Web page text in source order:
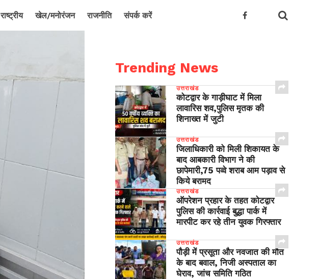
राष्ट्रीय खेल/मनोरंजन राजनीति संपर्क करें
Trending News
उत्तराखंड
कोटद्वार के गाड़ीघाट में मिला
लावारिस शव,पुलिस मृतक की
शिनाख्त में जुटी
उत्तराखंड
जिलाधिकारी को मिली शिकायत के
बाद आबकारी विभाग ने की
छापेमारी,75 पव्वे शराब आम पड़ाव से
किये बरामद
उत्तराखंड
ऑपरेशन प्रहार के तहत कोटद्वार
पुलिस की कार्रवाई बुद्धा पार्क में
मारपीट कर रहे तीन युवक गिरफ्तार
उत्तराखंड
पौड़ी में प्रसूता और नवजात की मौत
के बाद बवाल, निजी अस्पताल का
घेराव, जांच समिति गठित